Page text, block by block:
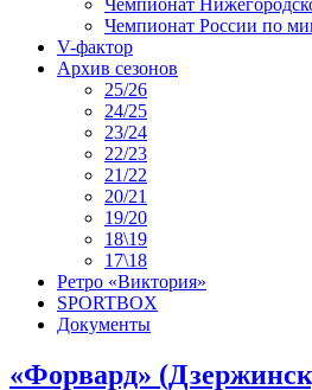
Чемпионат России по
V-фактор
Архив сезонов
25/26
24/25
23/24
22/23
21/22
20/21
19/20
18\19
17\18
Ретро «Виктория»
SPORTBOX
Документы
«Форвард»